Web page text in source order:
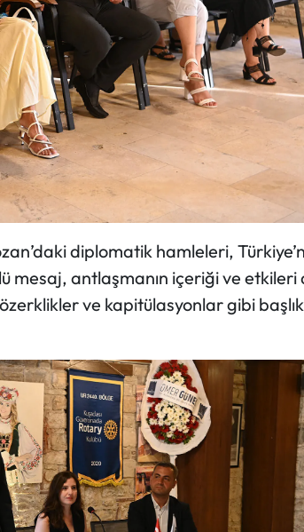
diplomatik hamleleri,
mesaj, antlaşmanın içeriği ve etkileri
özerklikler ve kapitülasyonlar gibi